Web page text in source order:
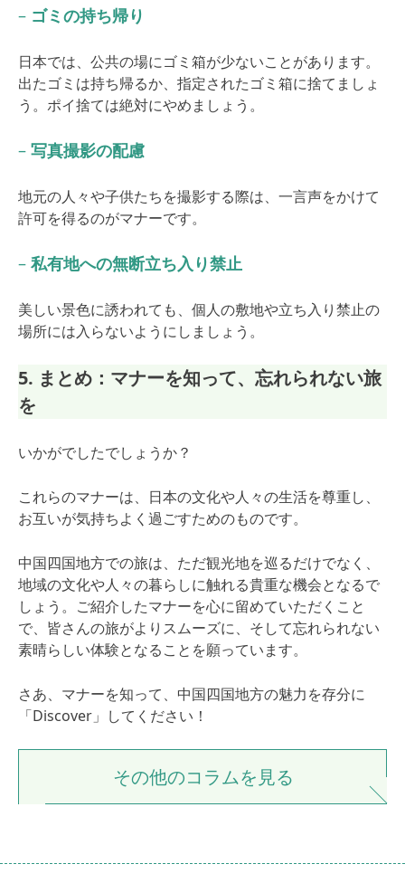
– ゴミの持ち帰り
日本では、公共の場にゴミ箱が少ないことがあります。
出たゴミは持ち帰るか、指定されたゴミ箱に捨てましょ
う。ポイ捨ては絶対にやめましょう。
– 写真撮影の配慮
地元の人々や子供たちを撮影する際は、一言声をかけて
許可を得るのがマナーです。
– 私有地への無断立ち入り禁止
美しい景色に誘われても、個人の敷地や立ち入り禁止の
場所には入らないようにしましょう。
5. まとめ：マナーを知って、忘れられない旅
を
いかがでしたでしょうか？
これらのマナーは、日本の文化や人々の生活を尊重し、
お互いが気持ちよく過ごすためのものです。
中国四国地方での旅は、ただ観光地を巡るだけでなく、
地域の文化や人々の暮らしに触れる貴重な機会となるで
しょう。ご紹介したマナーを心に留めていただくこと
で、皆さんの旅がよりスムーズに、そして忘れられない
素晴らしい体験となることを願っています。
さあ、マナーを知って、中国四国地方の魅力を存分に
「Discover」してください！
その他のコラムを見る